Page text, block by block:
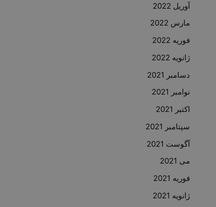
آوریل 2022
مارس 2022
فوریه 2022
ژانویه 2022
دسامبر 2021
نوامبر 2021
اکتبر 2021
سپتامبر 2021
آگوست 2021
می 2021
فوریه 2021
ژانویه 2021